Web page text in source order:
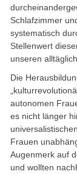
Schlafzimmer
systematisch
Stellenwert
unseren
Die
autonomen
es nicht länger
Frauen
Augenmerk auf
und wollten